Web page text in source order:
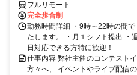
フルリモート
完全歩合制
勤務時間詳細 ・9時～22時の間
たします。 ・月１シフト提出 ・
日対応できる方特に歓迎！
仕事内容 弊社主催のコンテスト
方々へ、 イベントやライブ配信